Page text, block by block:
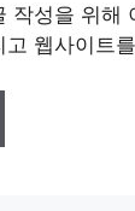
작성을 위해
고 웹사이트